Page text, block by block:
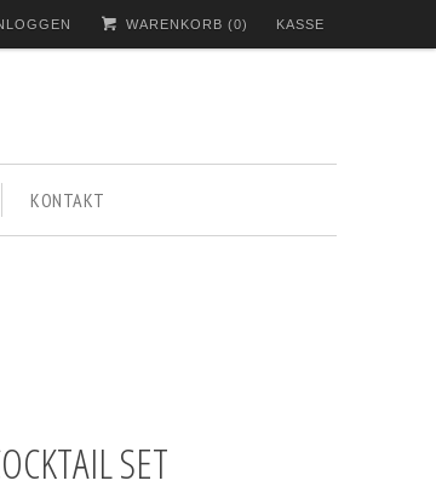
WARENKORB (0) KASSE
KONTAKT
SET